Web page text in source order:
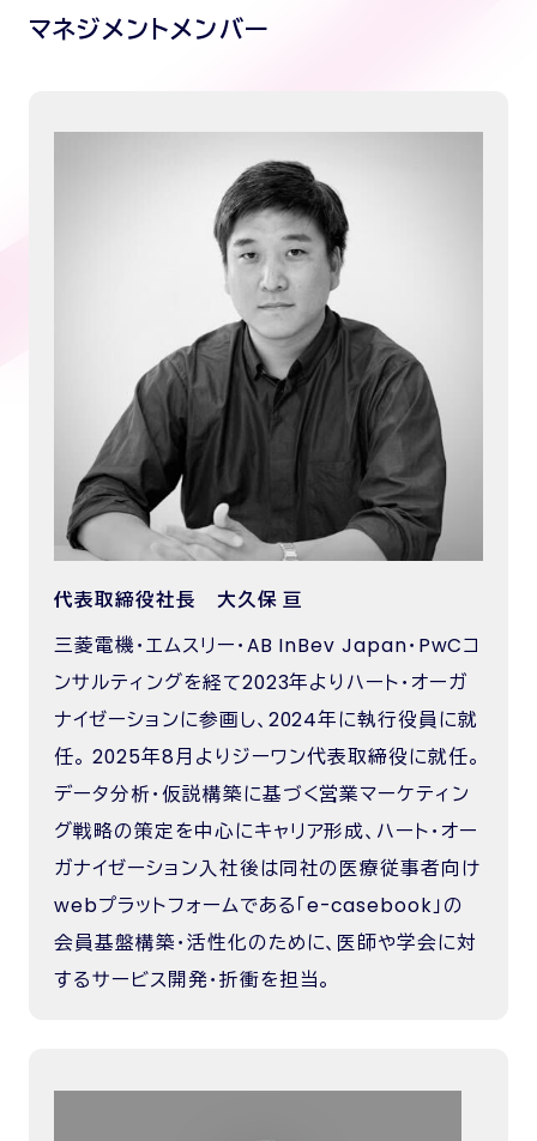
マネジメントメンバー
代表取締役社長 大久保 亘
三菱電機・エムスリー・AB InBev Japan・PwCコ
ンサルティングを経て2023年よりハート・オーガ
ナイゼーションに参画し、2024年に執行役員に就
任。 2025年8月よりジーワン代表取締役に就任。
データ分析・仮説構築に基づく営業マーケティン
グ戦略の策定を中心にキャリア形成、ハート・オー
ガナイゼーション入社後は同社の医療従事者向け
webプラットフォームである「e-casebook」の
会員基盤構築・活性化のために、医師や学会に対
するサービス開発・折衝を担当。